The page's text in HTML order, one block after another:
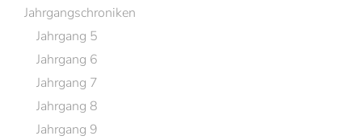
Jahrgangschroniken
Jahrgang 5
Jahrgang 6
Jahrgang 7
Jahrgang 8
Jahrgang 9